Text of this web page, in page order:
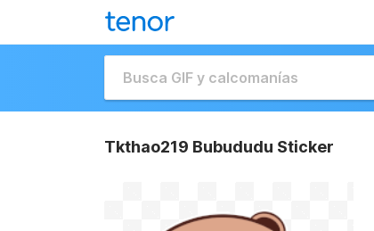
Tkthao219 Bubududu Sticker